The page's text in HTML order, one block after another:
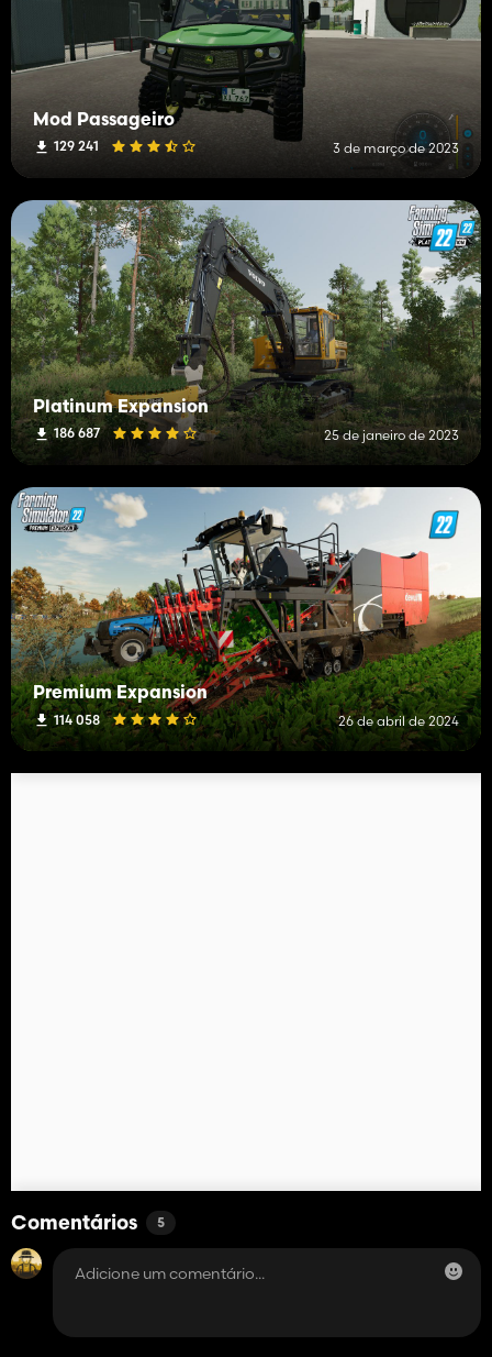
Mod Passageiro
129 241 3 de março de 2023
Platinum Expansion
186 687 25 de janeiro de 2023
Premium Expansion
114 058 26 de abril de 2024
Comentários 5